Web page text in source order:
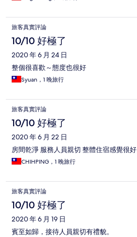
旅客真實評論
10/10 好極了
2020 年 6 月 24 日
整個很喜歡～態度也很好
Syuan，1 晚旅行
旅客真實評論
10/10 好極了
2020 年 6 月 22 日
房間乾淨 服務人員親切 整體住宿感覺很好
CHIHPING，1 晚旅行
旅客真實評論
10/10 好極了
2020 年 6 月 19 日
賓至如歸，接待人員親切有禮貌。